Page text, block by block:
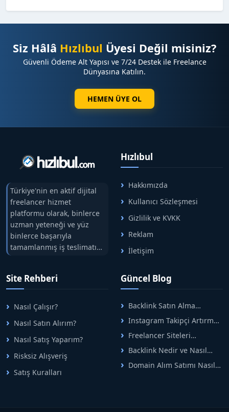
Siz Hâlâ Hızlıbul Üyesi Değil misiniz?
Güvenli Ödeme Alt Yapısı ve 7/24 Destek ile Freelance
Dünyasına Katılın.
HEMEN ÜYE OL
Türkiye'nin en aktif dijital
freelancer hizmet
platformu olarak, binlerce
uzman yeteneği ve yüz
binlerce başarıyla
tamamlanmış iş teslimatını
tek çatıda buluşturuyoruz.
arasındaki süreci risksiz
alışveriş sistemi ile koruyan
ticaretin güvenli
adreslerinden birisidir.
Hızlıbul
Hakkımızda
Kullanıcı Sözleşmesi
Gizlilik ve KVKK
Reklam
İletişim
Site Rehberi
Nasıl Çalışır?
Nasıl Satın Alırım?
Nasıl Satış Yaparım?
Risksiz Alışveriş
Satış Kuralları
Güncel Blog
Backlink Satın Alma
Rehberi: Güvenli SEO İçin
Doğru Adımlar
Instagram Takipçi Artırma
Yöntemleri: Organik Büyüme
Rehberi
Freelancer Siteleri
Arasında Doğru Seçim Nasıl
Yapılır
Backlink Nedir ve Nasıl
Alınır? Etkili Yöntemler
Domain Alım Satımı Nasıl